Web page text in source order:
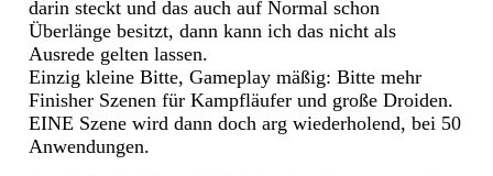
darin steckt und das auch auf Normal schon
Überlänge besitzt, dann kann ich das nicht als
Ausrede gelten lassen.
Einzig kleine Bitte, Gameplay mäßig: Bitte mehr
Finisher Szenen für Kampfläufer und große Droiden.
EINE Szene wird dann doch arg wiederholend, bei 50
Anwendungen.